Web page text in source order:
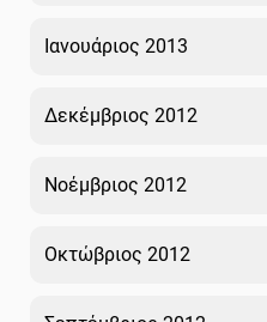
Ιανουάριος 2013
Δεκέμβριος 2012
Νοέμβριος 2012
Οκτώβριος 2012